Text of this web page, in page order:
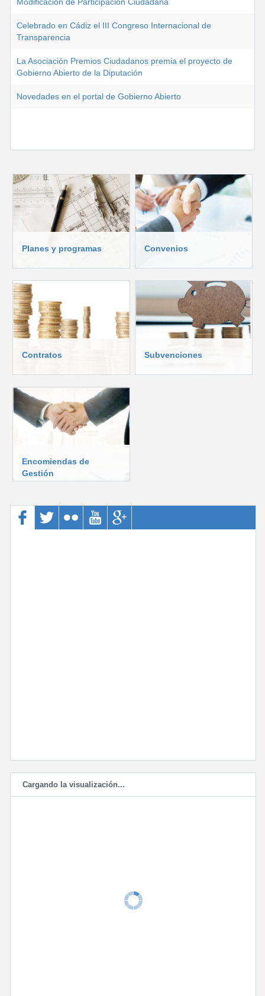
Celebrado en Cádiz el III Congreso Internacional de
Transparencia
La Asociación Premios Ciudadanos premia el proyecto de
Gobierno Abierto de la Diputación
Novedades en el portal de Gobierno Abierto
Planes y programas Convenios
Contratos Subvenciones
Encomiendas de
Gestión
Cargando la visualización...